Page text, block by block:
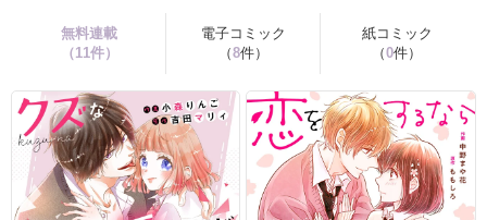
無料連載
（11件）
電子コミック
（8件）
紙コミック
（0件）